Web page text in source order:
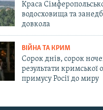
Краса
водосховища та
довкола
ВІЙНА ТА КРИМ
Сорок днів, сорок
результати кримської
примусу Росії до миру